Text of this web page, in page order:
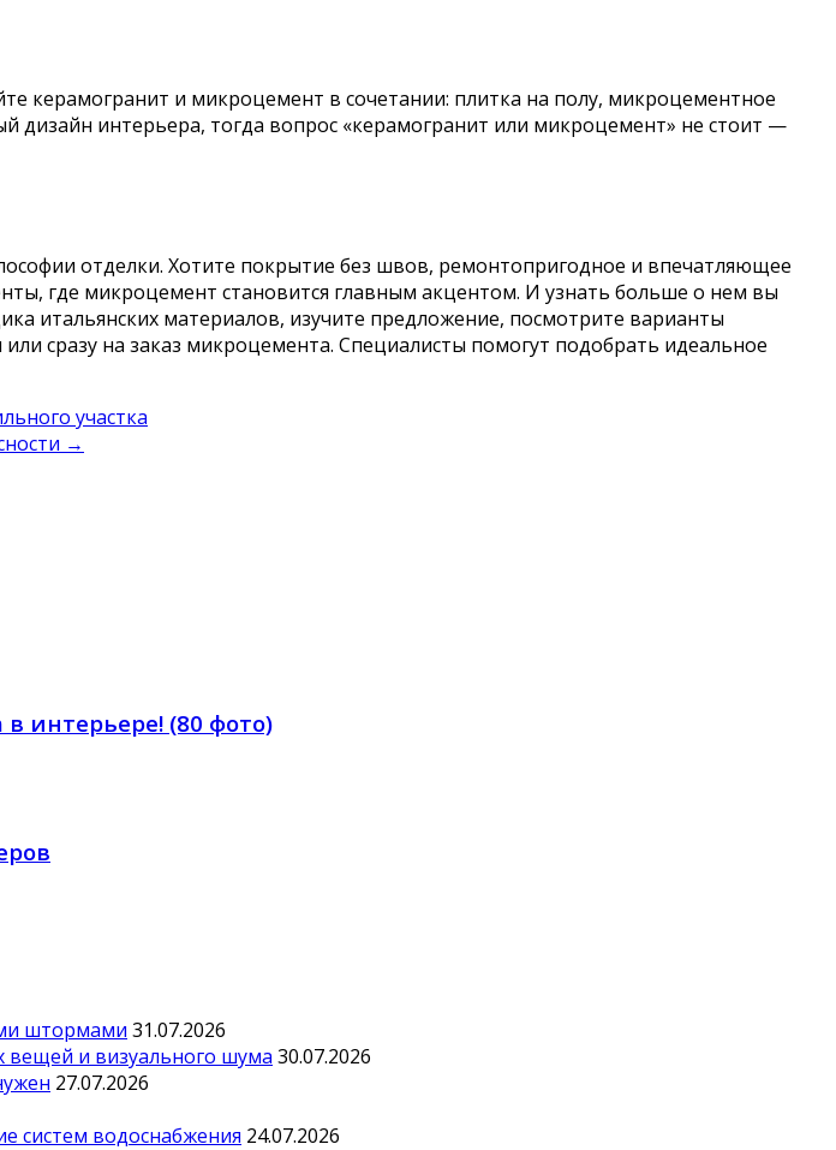
керамогранит и микроцемент в сочетании: плитка на полу, микроцементное
интерьера, тогда вопрос «керамогранит или микроцемент» не стоит —
отделки. Хотите покрытие без швов, ремонтопригодное и впечатляющее
где микроцемент становится главным акцентом. И узнать больше о нем вы
итальянских материалов, изучите предложение, посмотрите варианты
сразу на заказ микроцемента. Специалисты помогут подобрать идеальное
участка
→
интерьере! (80 фото)
штормами 31.07.2026
вещей и визуального шума 30.07.2026
27.07.2026
систем водоснабжения 24.07.2026